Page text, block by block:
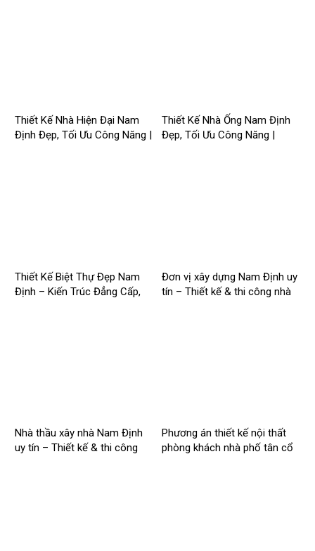
Thiết Kế Nhà Hiện Đại Nam
Định Đẹp, Tối Ưu Công Năng |
Thiết Kế Nhà Ống Nam Định
Đẹp, Tối Ưu Công Năng |
Thiết Kế Biệt Thự Đẹp Nam
Định – Kiến Trúc Đẳng Cấp,
Đơn vị xây dựng Nam Định uy
tín – Thiết kế & thi công nhà
Nhà thầu xây nhà Nam Định
uy tín – Thiết kế & thi công
Phương án thiết kế nội thất
phòng khách nhà phố tân cổ